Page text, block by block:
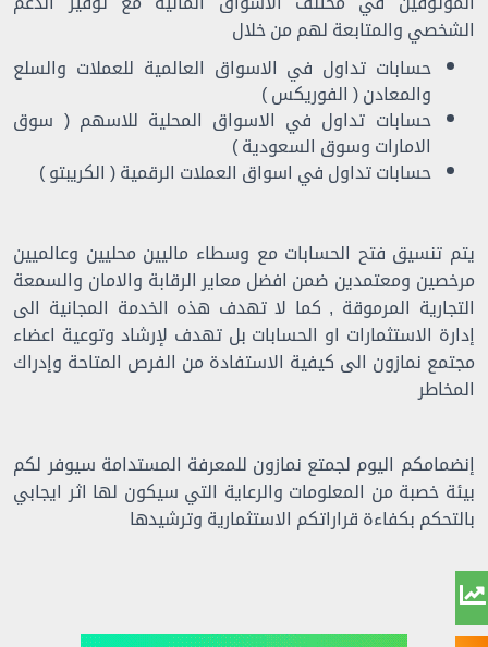
الشخصي والمتابعة لهم من خلال
حسابات تداول في الاسواق العالمية للعملات والسلع
والمعادن ( الفوريكس )
حسابات تداول في الاسواق المحلية للاسهم ( سوق
الامارات وسوق السعودية )
حسابات تداول في اسواق العملات الرقمية ( الكريبتو )
يتم تنسيق فتح الحسابات مع وسطاء ماليين محليين وعالميين
مرخصين ومعتمدين ضمن افضل معاير الرقابة والامان والسمعة
التجارية المرموقة , كما لا تهدف هذه الخدمة المجانية الى
إدارة الاستثمارات او الحسابات بل تهدف لإرشاد وتوعية اعضاء
مجتمع نمازون الى كيفية الاستفادة من الفرص المتاحة وإدراك
المخاطر
إنضمامكم اليوم لجمتع نمازون للمعرفة المستدامة سيوفر لكم
بيئة خصبة من المعلومات والرعاية التي سيكون لها اثر ايجابي
بالتحكم بكفاءة قراراتكم الاستثمارية وترشيدها